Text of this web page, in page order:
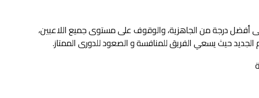
درجة من الجاهزية، والوقوف على مستوى جميع اللاعبين،
حيث يسعي الفريق للمنافسة و الصعود للدورى الممتاز.